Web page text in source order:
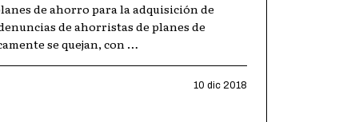
de ahorro para la adquisición de
de ahorristas de planes de
se quejan, con…
10 dic 2018